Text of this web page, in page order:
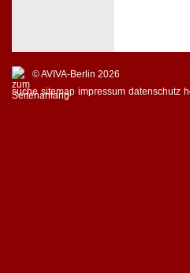
© AVIVA-Berlin 2026
suche sitemap impressum datenschutz